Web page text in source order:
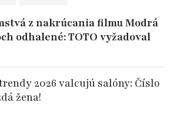
z nakrúcania filmu Modrá
odhalené: TOTO vyžadoval
2026 valcujú salóny: Číslo
žena!